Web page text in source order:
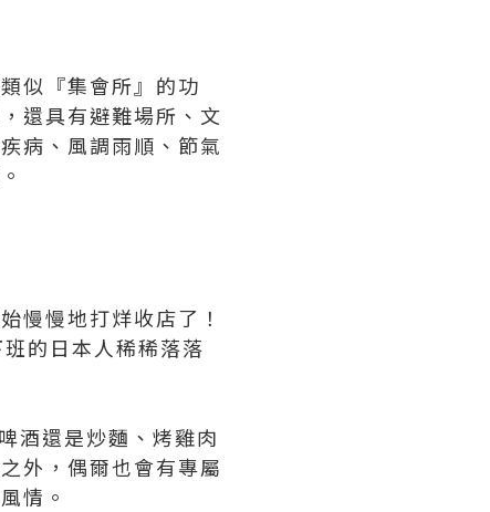
似『集會所』的功
還具有避難場所、文
病、風調雨順、節氣
慢慢地打烊收店了！
的日本人稀稀落落
酒還是炒麵、烤雞肉
外，偶爾也會有專屬
情。